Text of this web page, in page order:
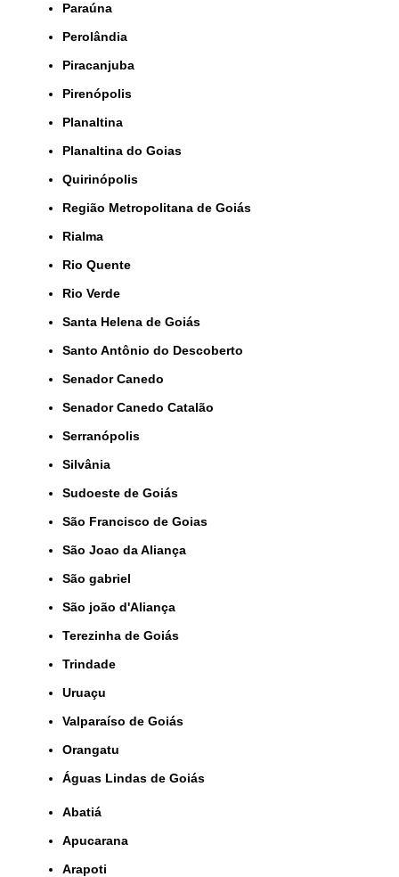
Paraúna
Perolândia
Piracanjuba
Pirenópolis
Planaltina
Planaltina do Goias
Quirinópolis
Região Metropolitana de Goiás
Rialma
Rio Quente
Rio Verde
Santa Helena de Goiás
Santo Antônio do Descoberto
Senador Canedo
Senador Canedo Catalão
Serranópolis
Silvânia
Sudoeste de Goiás
São Francisco de Goias
São Joao da Aliança
São gabriel
São joão d'Aliança
Terezinha de Goiás
Trindade
Uruaçu
Valparaíso de Goiás
orangatu
Águas Lindas de Goiás
Abatiá
Apucarana
Arapoti